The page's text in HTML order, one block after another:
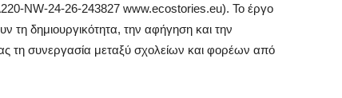
NW-24-26-243827 www.ecostories.eu). Το έργο
τη δημιουργικότητα, την αφήγηση και την
τη συνεργασία μεταξύ σχολείων και φορέων από